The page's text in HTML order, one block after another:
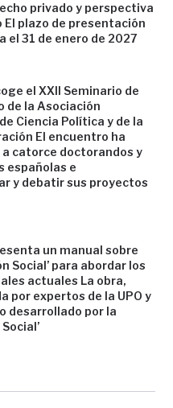
privado y perspectiva
El plazo de presentación
31 de enero de 2027
el XXII Seminario de
de la Asociación
Ciencia Política y de la
El encuentro ha
catorce doctorandos y
españolas e
y debatir sus proyectos
un manual sobre
Social’ para abordar los
actuales La obra,
por expertos de la UPO y
desarrollado por la